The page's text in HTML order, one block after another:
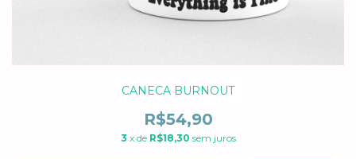
CANECA BURNOUT
R$54,90
3 x de R$18,30 sem juros